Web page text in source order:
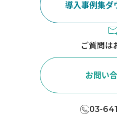
導入事例集ダ
ご質問は
お問い
03-